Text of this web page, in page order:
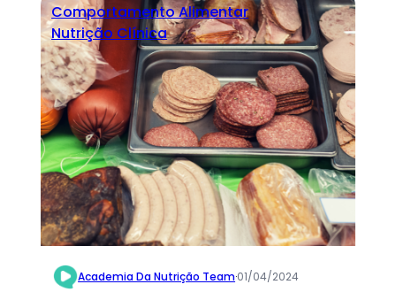
Comportamento Alimentar
Nutrição Clínica
Academia Da Nutrição Team·01/04/2024